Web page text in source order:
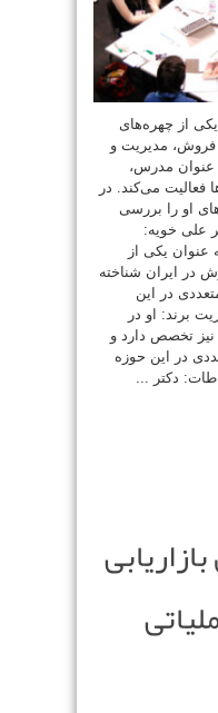
از چهره‌های
فروش، مدیریت و
عنوان مدرس،
فعالیت می‌کند. در
او را بررسی
علی خویه:
عنوان یکی از
در ایران شناخته
در این
برند: او در
نیز تخصص دارد و
در این حوزه
دکتر ...